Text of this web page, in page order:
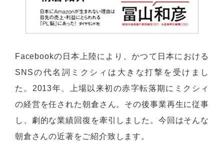
Facebookの日本上陸により、かつて日本における
SNSの代名詞ミクシィは大きな打撃を受けまし
た。2013年、上場以来初の赤字転落期にミクシィ
の経営を任された朝倉さん。その後事業再生に従事
し、劇的な業績回復を牽引しました。今回はそんな
朝倉さんの近著をご紹介致します。